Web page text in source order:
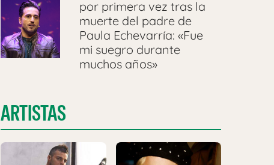
por primera vez tras la
muerte del padre de
Paula Echevarría: «Fue
mi suegro durante
muchos años»
ARTISTAS